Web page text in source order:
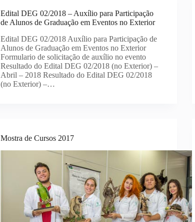
Edital DEG 02/2018 – Auxílio para Participação
de Alunos de Graduação em Eventos no Exterior
Edital DEG 02/2018 Auxílio para Participação de
Alunos de Graduação em Eventos no Exterior
Formulario de solicitação de auxílio no evento
Resultado do Edital DEG 02/2018 (no Exterior) –
Abril – 2018 Resultado do Edital DEG 02/2018
(no Exterior) –…
Mostra de Cursos 2017